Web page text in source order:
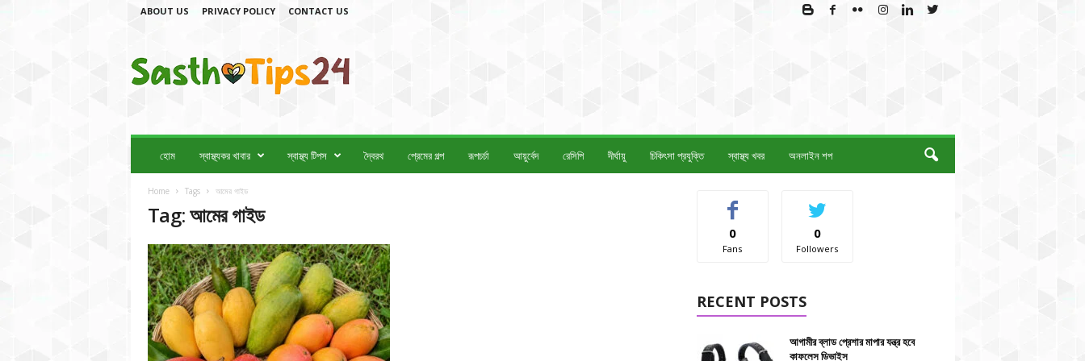
ABOUT US PRIVACY POLICY CONTACT US
টি
প
4
হোম স্বাস্থ্যকর খাবার স্বাস্থ্য টিপস দ্বৈরথ প্রেমের গল্প রূপচর্চা আয়ুর্বেদ রেসিপি দীর্ঘায়ু চিকিৎসা প্রযুক্তি স্বাস্থ্য খবর অনলাইন শপ
Home Tags আমের গাইড
Tag: আমের গাইড
0
Fans
0
Followers
RECENT POSTS
আগামীর ব্লাড প্রেশার মাপার যন্ত্র হবে
কাফলেস ডিভাইস